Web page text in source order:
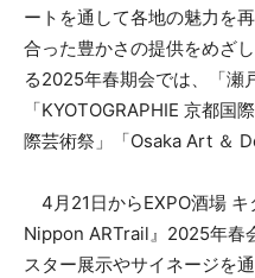
ートを通して各地の魅力を
合った豊かさの提供をめざ
る2025年春期会では、「瀬
「KYOTOGRAPHIE 京都
際芸術祭」「Osaka Art ＆
4月21日からEXPO酒場
Nippon ARTrail』2025年春
スター展示やサイネージを